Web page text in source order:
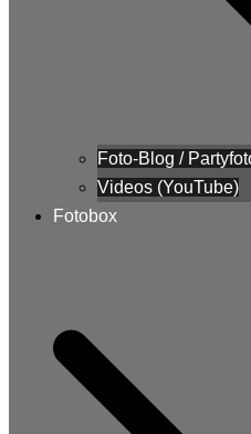
Foto-Blog /
Videos (YouTube)
Fotobox